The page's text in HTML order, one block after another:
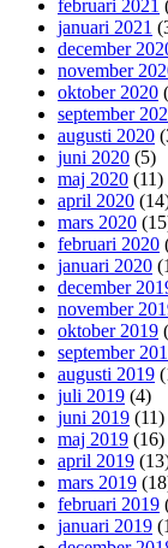
februari 2021
januari 2021
december
november
oktober 2020
september
augusti 2020
juni 2020 (5)
maj 2020 (11)
april 2020
mars 2020
februari 2020
januari 2020
december
november
oktober 2019
september
augusti 2019
juli 2019 (4)
juni 2019 (11)
maj 2019 (16)
april 2019
mars 2019
februari 2019
januari 2019